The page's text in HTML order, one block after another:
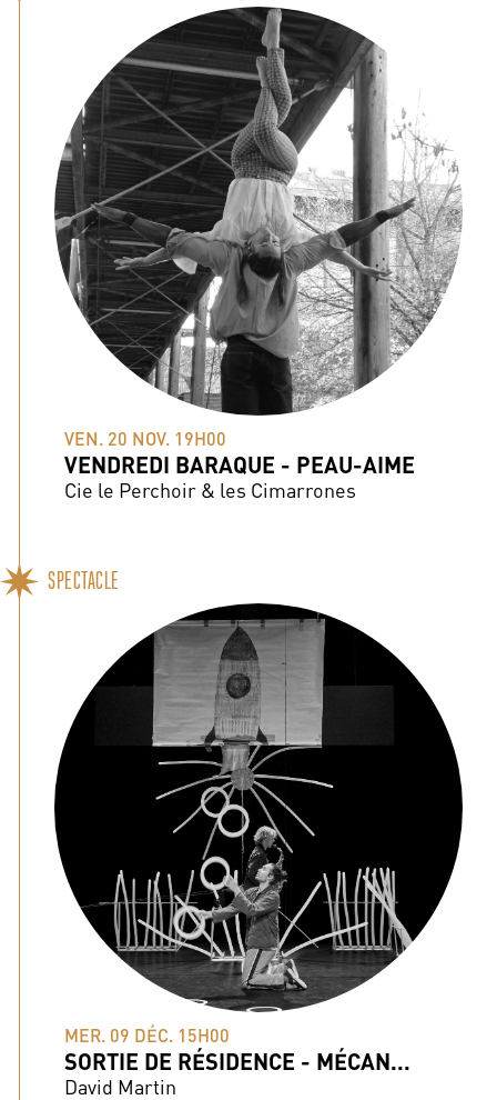
VEN. 20 NOV. 19H00
VENDREDI BARAQUE - PEAU-AIME
Cie le Perchoir & les Cimarrones
SPECTACLE
MER. 09 DÉC. 15H00
SORTIE DE RÉSIDENCE - MÉCAN...
David Martin